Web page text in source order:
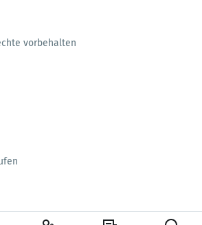
vorbehalten